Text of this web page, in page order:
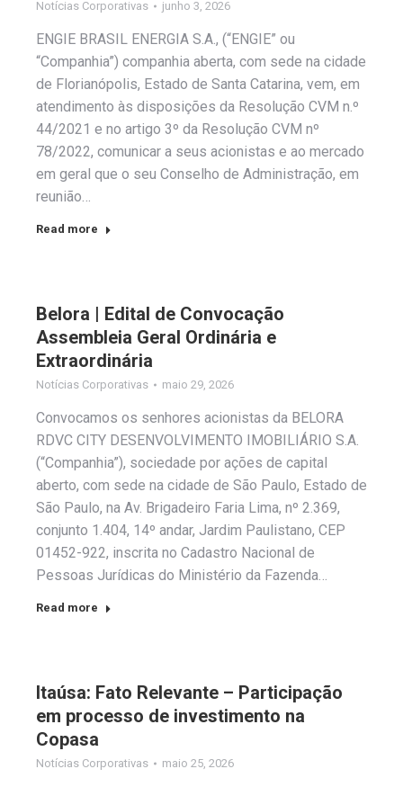
Notícias Corporativas junho 3, 2026
ENGIE BRASIL ENERGIA S.A., (“ENGIE” ou
“Companhia”) companhia aberta, com sede na cidade
de Florianópolis, Estado de Santa Catarina, vem, em
atendimento às disposições da Resolução CVM n.º
44/2021 e no artigo 3º da Resolução CVM nº
78/2022, comunicar a seus acionistas e ao mercado
em geral que o seu Conselho de Administração, em
reunião…
Read more
Belora | Edital de Convocação
Assembleia Geral Ordinária e
Extraordinária
Notícias Corporativas maio 29, 2026
Convocamos os senhores acionistas da BELORA
RDVC CITY DESENVOLVIMENTO IMOBILIÁRIO S.A.
(“Companhia”), sociedade por ações de capital
aberto, com sede na cidade de São Paulo, Estado de
São Paulo, na Av. Brigadeiro Faria Lima, nº 2.369,
conjunto 1.404, 14º andar, Jardim Paulistano, CEP
01452-922, inscrita no Cadastro Nacional de
Pessoas Jurídicas do Ministério da Fazenda…
Read more
Itaúsa: Fato Relevante – Participação
em processo de investimento na
Copasa
Notícias Corporativas maio 25, 2026